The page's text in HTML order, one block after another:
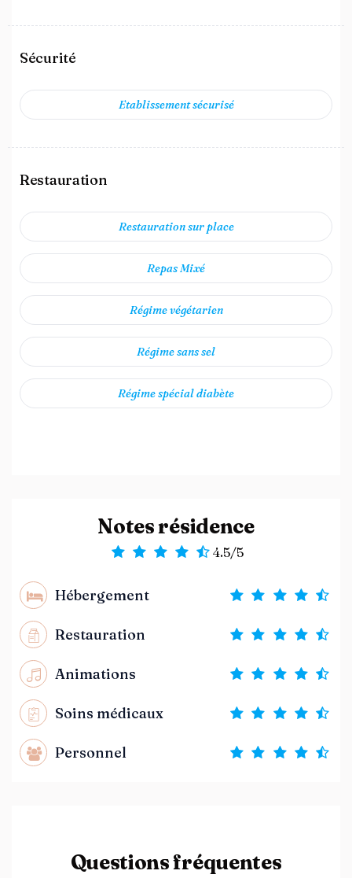
Sécurité
Etablissement sécurisé
Restauration
Restauration sur place
Repas Mixé
Régime végétarien
Régime sans sel
Régime spécial diabète
Notes résidence
4.5/5
Hébergement
Restauration
Animations
Soins médicaux
Personnel
Questions fréquentes